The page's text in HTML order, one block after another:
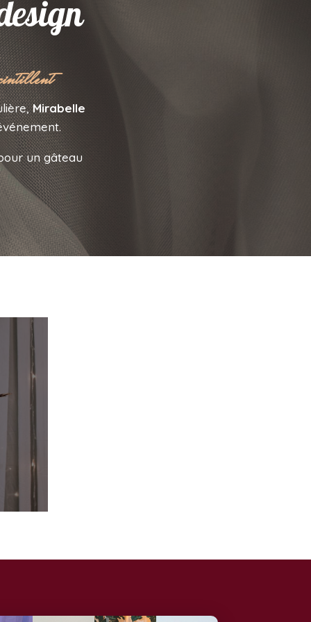
Mirabelle
un gâteau